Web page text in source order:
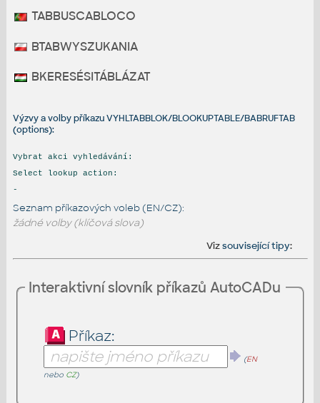
TABBUSCABLOCO
BTABWYSZUKANIA
BKERESÉSITÁBLÁZAT
Výzvy a volby příkazu VYHLTABBLOK/BLOOKUPTABLE/BABRUFTAB
(options):
Vybrat akci vyhledávání:
Select lookup action:
-
Seznam příkazových voleb (EN/CZ):
žádné volby (klíčová slova)
Vizsouvisející tipy:
Interaktivní slovník příkazů AutoCADu
Příkaz:
(EN
nebo CZ)